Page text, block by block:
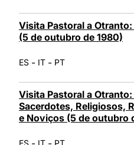
Visita Pastoral a
(5 de outubro de 1980)
ES - IT - PT
Visita Pastoral a
Sacerdotes, Religiosos,
e Noviços (5 de outubro
ES IT PT